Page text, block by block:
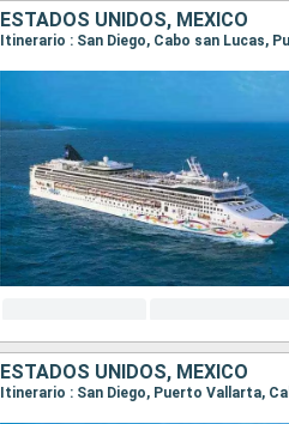
ESTADOS UNIDOS, MÉXICO
Itinerario : San Diego, Cabo san Lucas,
ESTADOS UNIDOS, MÉXICO
Itinerario : San Diego, Puerto Vallarta,